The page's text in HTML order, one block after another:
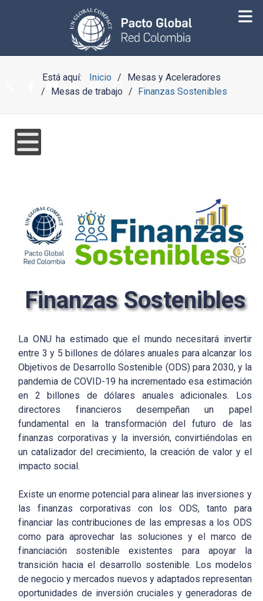
Está aquí: Inicio
Mesas y Aceleradores
Mesas de trabajo
Finanzas Sostenibles
Finanzas Sostenibles
La ONU ha estimado que el mundo necesitará invertir
entre 3 y 5 billones de dólares anuales para alcanzar los
Objetivos de Desarrollo Sostenible (ODS) para 2030, y la
pandemia de COVID-19 ha incrementado esa estimación
en 2 billones de dólares anuales adicionales. Los
directores financieros desempeñan un papel
fundamental en la transformación del futuro de las
finanzas corporativas y la inversión, convirtiéndolas en
un catalizador del crecimiento, la creación de valor y el
impacto social.
Existe un enorme potencial para alinear las inversiones y
las finanzas corporativas con los ODS, tanto para
financiar las contribuciones de las empresas a los ODS
como para aprovechar las soluciones y el marco de
financiación sostenible existentes para apoyar la
transición hacia el desarrollo sostenible. Los modelos
de negocio y mercados nuevos y adaptados representan
oportunidades de inversión cruciales y generadoras de